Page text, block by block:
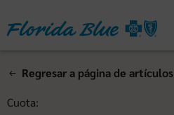
Regresar a página de artículos
Cuota: